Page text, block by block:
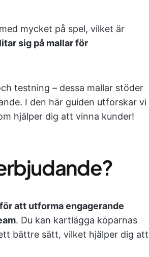
mycket på spel, vilket är
sig på mallar för
testning – dessa mallar stöder
I den här guiden utforskar vi
hjälper dig att vinna kunder!
att utforma engagerande
. Du kan kartlägga köparnas
bättre sätt, vilket hjälper dig att